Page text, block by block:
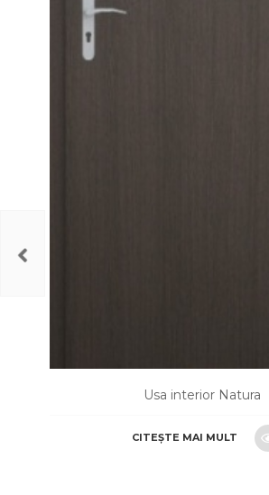
Usa interior Natura
CITEȘTE MAI MULT